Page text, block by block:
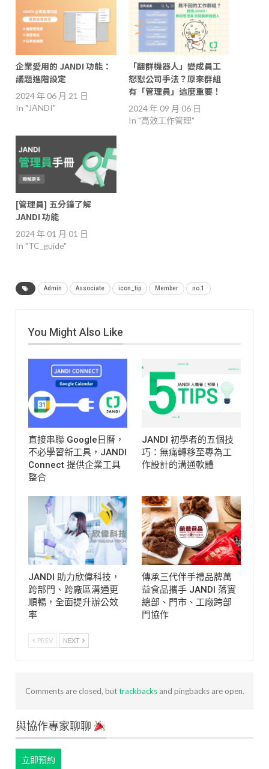
企業愛用的 JANDI 功能：
議題進階設定
2024 年 06 月 21 日
In "JANDI"
「翻群機器人」變成員工
怒懟公司手法？原來群組
有「管理員」這麼重要！
2024 年 09 月 06 日
In "高效工作管理"
[管理員] 五分鐘了解
JANDI 功能
2024 年 01 月 01 日
In "TC_guide"
Admin Associate icon_tip Member no.1
You Might Also Like
直接串聯 Google日曆，
不必學習新工具，JANDI
Connect 提供企業工具
整合
JANDI 初學者的五個技
巧：無痛轉移至專為工
作設計的溝通軟體
JANDI 助力欣偉科技，
跨部門、跨廠區溝通更
順暢，全面提升辦公效
率
傳承三代伴手禮品牌萬
益食品攜手 JANDI 落實
總部、門市、工廠跨部
門協作
PREV NEXT
Comments are closed, buttrackbacksand pingbacks are open.
與協作專家聊聊
立即預約